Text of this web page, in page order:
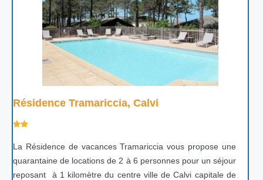
Résidence Tramariccia, Calvi
La Résidence de vacances Tramariccia vous propose une
quarantaine de locations de 2 à 6 personnes pour un séjour
reposant à 1 kilomètre du centre ville de Calvi capitale de